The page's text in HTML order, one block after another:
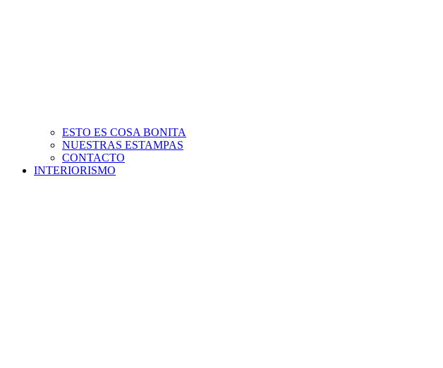
ESTO ES COSA BONITA
NUESTRAS ESTAMPAS
CONTACTO
INTERIORISMO